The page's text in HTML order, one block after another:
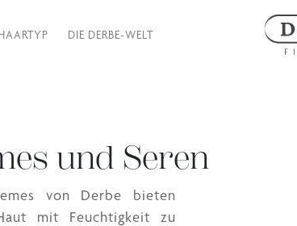
DIE DERBE-WELT
und Seren
von Derbe bieten
mit Feuchtigkeit zu